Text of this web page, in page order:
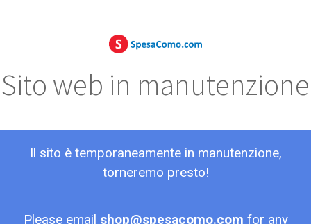
Sito web in manutenzione
Il sito è temporaneamente in manutenzione,
torneremo presto!
Please email shop@spesacomo.com for any